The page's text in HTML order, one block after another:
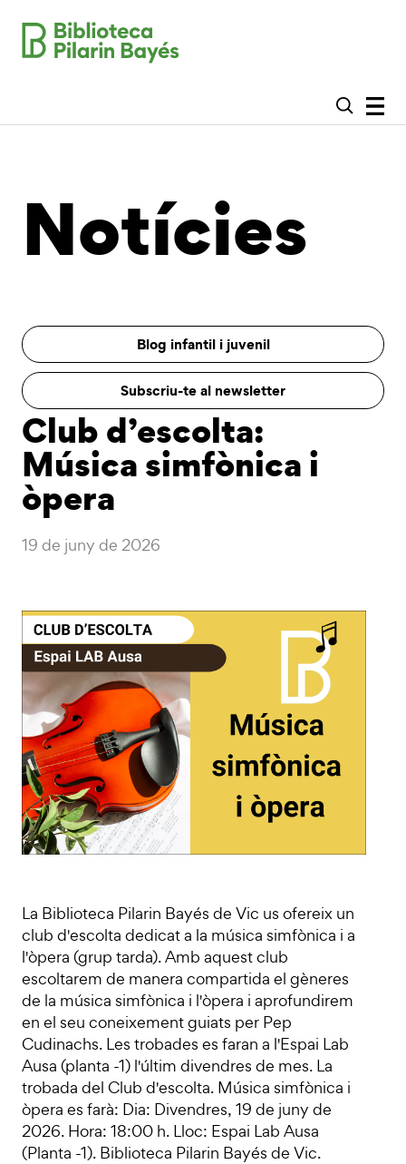
Notícies
Blog infantil i juvenil
Subscriu-te al newsletter
Club d’escolta:
Música simfònica i
òpera
19 de juny de 2026
La Biblioteca Pilarin Bayés de Vic us ofereix un
club d'escolta dedicat a la música simfònica i a
l'òpera (grup tarda). Amb aquest club
escoltarem de manera compartida el gèneres
de la música simfònica i l'òpera i aprofundirem
en el seu coneixement guiats per Pep
Cudinachs. Les trobades es faran a l'Espai Lab
Ausa (planta -1) l'últim divendres de mes. La
trobada del Club d'escolta. Música simfònica i
òpera es farà: Dia: Divendres, 19 de juny de
2026. Hora: 18:00 h. Lloc: Espai Lab Ausa
(Planta -1). Biblioteca Pilarin Bayés de Vic.